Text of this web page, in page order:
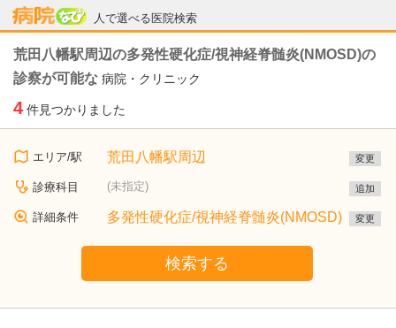
人で選べる医院検索
病院なび
荒田八幡駅周辺の多発性硬化症/視神経脊髄炎(NMOSD)の
診察が可能な 病院・クリニック
4 件見つかりました
エリア/駅 荒田八幡駅周辺 変更
診療科目 (未指定) 追加
詳細条件 多発性硬化症/視神経脊髄炎(NMOSD) 変更
検索する